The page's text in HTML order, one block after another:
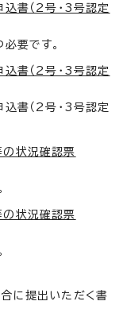
込書（2号・3号認定
要です。
込書（2号・3号認定
込書（2号・3号認定
状況確認票
状況確認票
に提出いただく書